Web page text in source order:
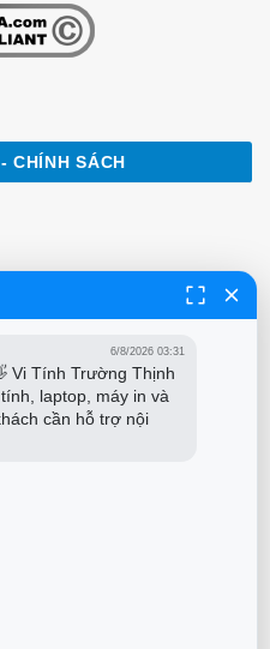
CHÍNH SÁCH
đơn đỏ đầy đủ
6/8/2026 03:31
Vi Tính Trường Thịnh
laptop, máy in và
cần hỗ trợ nội